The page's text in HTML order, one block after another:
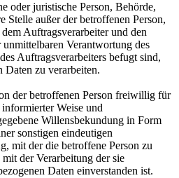
oder juristische Person, Behörde,
Stelle außer der betroffenen Person,
Auftragsverarbeiter und den
unmittelbaren Verantwortung des
Auftragsverarbeiters befugt sind,
Daten zu verarbeiten.
der betroffenen Person freiwillig für
Weise und
Willensbekundung in Form
sonstigen eindeutigen
mit der die betroffene Person zu
mit der Verarbeitung der sie
Daten einverstanden ist.